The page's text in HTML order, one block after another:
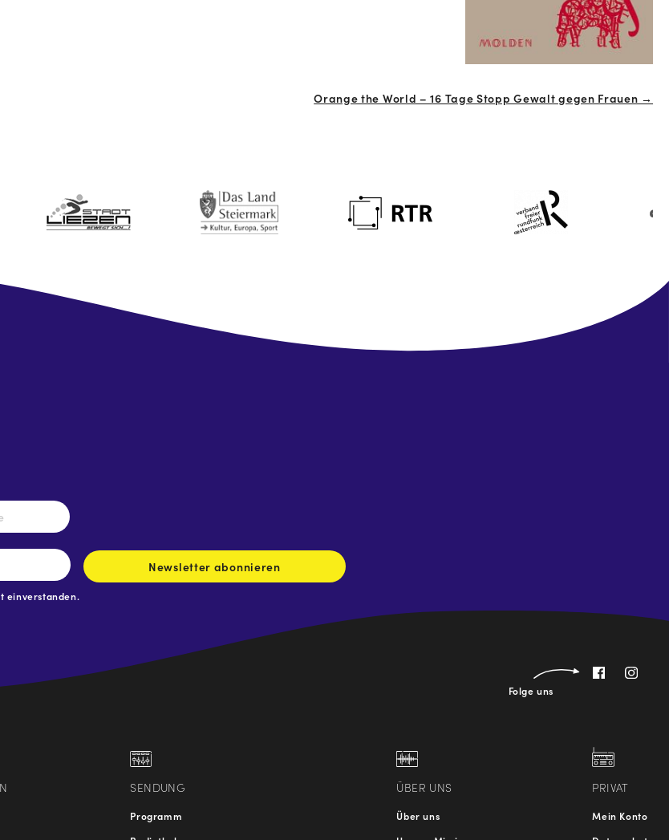
Orange the World – 16 Tage Stopp Gewalt gegen Frauen →
Nachname
Newsletter abonnieren
einverstanden.
Folge uns
SENDUNG
Programm
ÜBER UNS
Über uns
PRIVAT
Mein Konto